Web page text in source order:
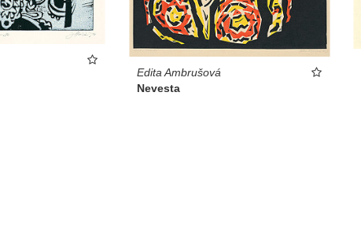
Edita Ambrušová
Nevesta